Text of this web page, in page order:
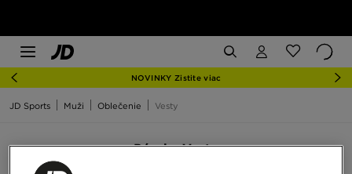
NOVINKY Zistite viac
JD Sports Muži Oblečenie Vesty
Pánske Vesty